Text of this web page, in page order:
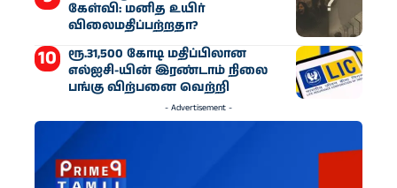
கேள்வி: மனித உயிர்
விலைமதிப்பற்றதா?
ரூ.31,500 கோடி மதிப்பிலான
எல்ஐசி-​யின் இரண்​டாம் நிலை
பங்கு விற்பனை வெற்றி
- Advertisement -